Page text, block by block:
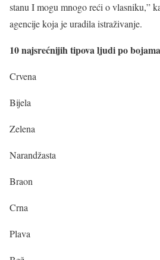
stanu I mogu mnogo reći o vlasniku,”
agencije koja je uradila istraživanje.
10 najsrećnijih tipova ljudi po
Crvena
Bijela
Zelena
Narandžasta
Braon
Crna
Plava